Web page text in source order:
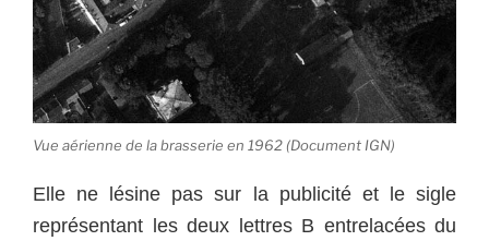
Vue aérienne de la brasserie en 1962 (Document IGN)
Elle ne lésine pas sur la publicité et le sigle
représentant les deux lettres B entrelacées du